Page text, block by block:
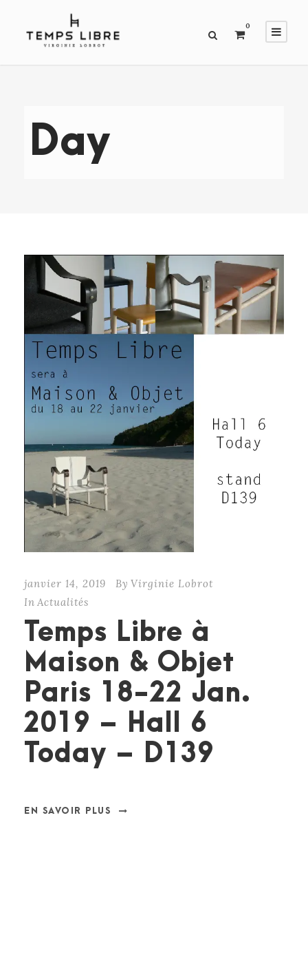
0
Day
janvier 14, 2019 By Virginie Lobrot
In Actualités
Temps Libre à
Maison & Objet
Paris 18-22 Jan.
2019 – Hall 6
Today – D139
EN SAVOIR PLUS